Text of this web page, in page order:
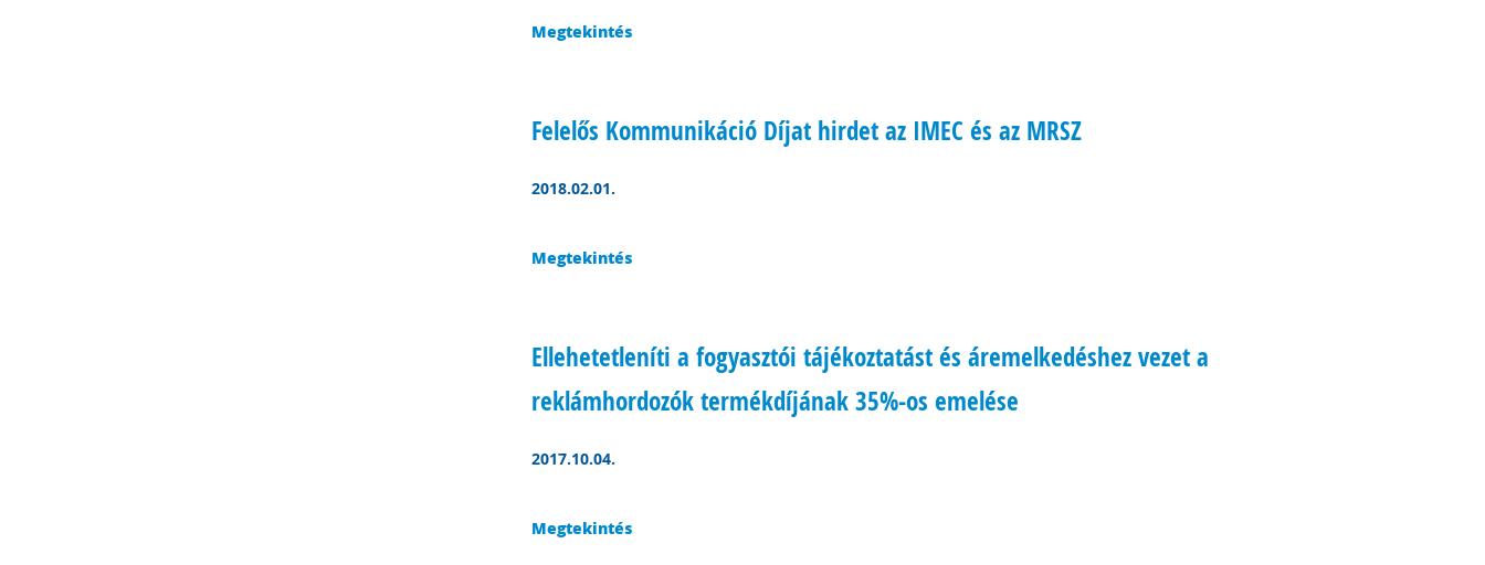
Megtekintés
Felelős Kommunikáció Díjat hirdet az IMEC és az MRSZ
2018.02.01.
Megtekintés
Ellehetetleníti a fogyasztói tájékoztatást és áremelkedéshez vezet a
reklámhordozók termékdíjának 35%-os emelése
2017.10.04.
Megtekintés